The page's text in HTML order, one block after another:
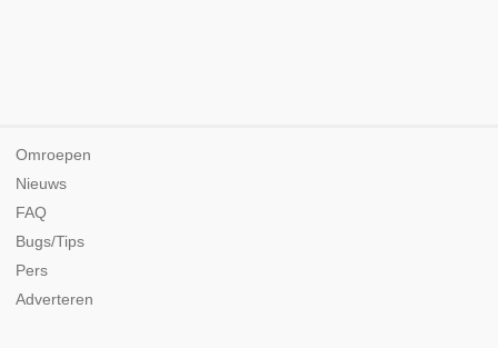
Omroepen
Nieuws
FAQ
Bugs/Tips
Pers
Adverteren